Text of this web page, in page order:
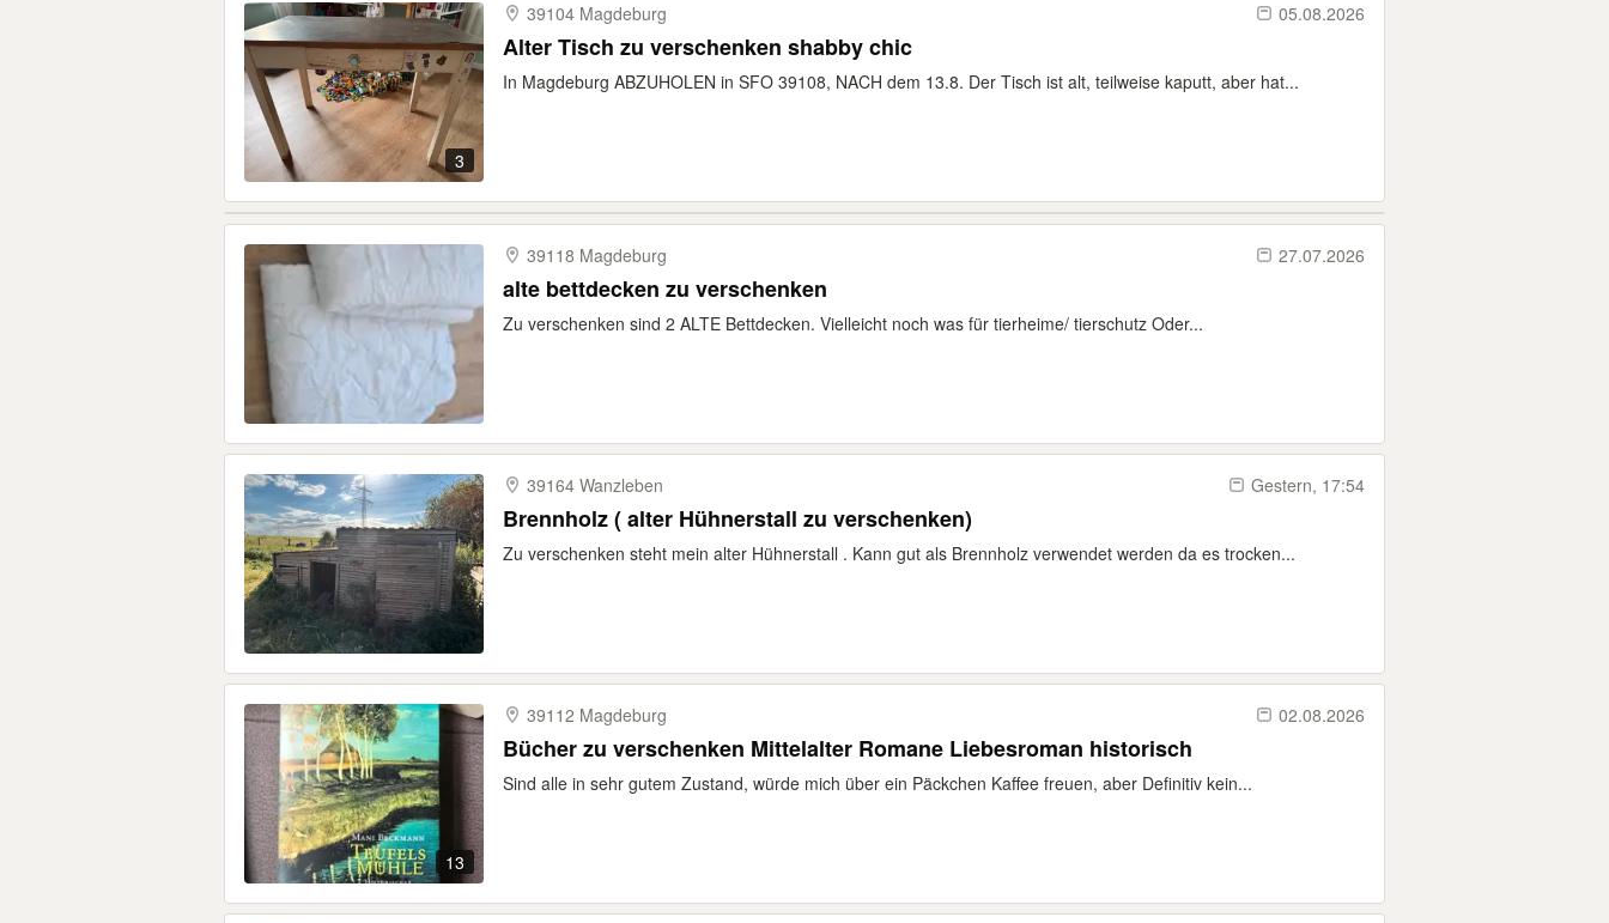
3
39104 Magdeburg 05.08.2026
Alter Tisch zu verschenken shabby chic
In Magdeburg ABZUHOLEN in SFO 39108, NACH dem 13.8. Der Tisch ist alt, teilweise kaputt, aber hat...
39118 Magdeburg 27.07.2026
alte bettdecken zu verschenken
Zu verschenken sind 2 ALTE Bettdecken. Vielleicht noch was für tierheime/ tierschutz Oder...
39164 Wanzleben Gestern, 17:54
Brennholz ( alter Hühnerstall zu verschenken)
Zu verschenken steht mein alter Hühnerstall . Kann gut als Brennholz verwendet werden da es trocken...
13
39112 Magdeburg 02.08.2026
Bücher zu verschenken Mittelalter Romane Liebesroman historisch
Sind alle in sehr gutem Zustand, würde mich über ein Päckchen Kaffee freuen, aber Definitiv kein...